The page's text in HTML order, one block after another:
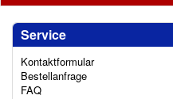
Service
Kontaktformular
Bestellanfrage
FAQ